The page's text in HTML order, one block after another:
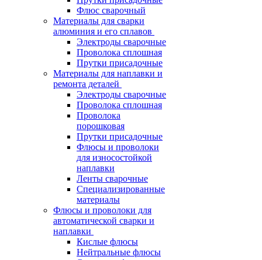
Флюс сварочный
Материалы для сварки
алюминия и его сплавов
Электроды сварочные
Проволока сплошная
Прутки присадочные
Материалы для наплавки и
ремонта деталей
Электроды сварочные
Проволока сплошная
Проволока
порошковая
Прутки присадочные
Флюсы и проволоки
для износостойкой
наплавки
Ленты сварочные
Специализированные
материалы
Флюсы и проволоки для
автоматической сварки и
наплавки
Кислые флюсы
Нейтральные флюсы